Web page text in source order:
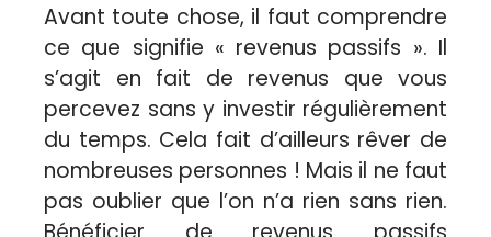
Avant toute chose, il faut comprendre
ce que signifie « revenus passifs ». Il
s’agit en fait de revenus que vous
percevez sans y investir régulièrement
du temps. Cela fait d’ailleurs rêver de
nombreuses personnes ! Mais il ne faut
pas oublier que l’on n’a rien sans rien.